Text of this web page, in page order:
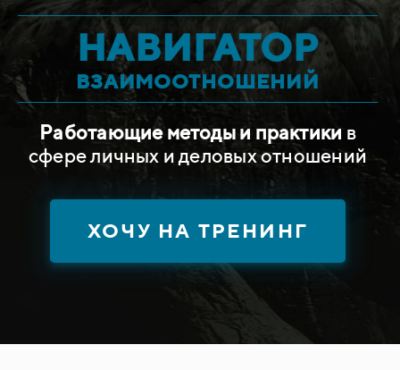
НАВИГАТОР
ВЗАИМООТНОШЕНИЙ
Работающие методы и практики в
сфере личных и деловых отношений
ХОЧУ НА ТРЕНИНГ